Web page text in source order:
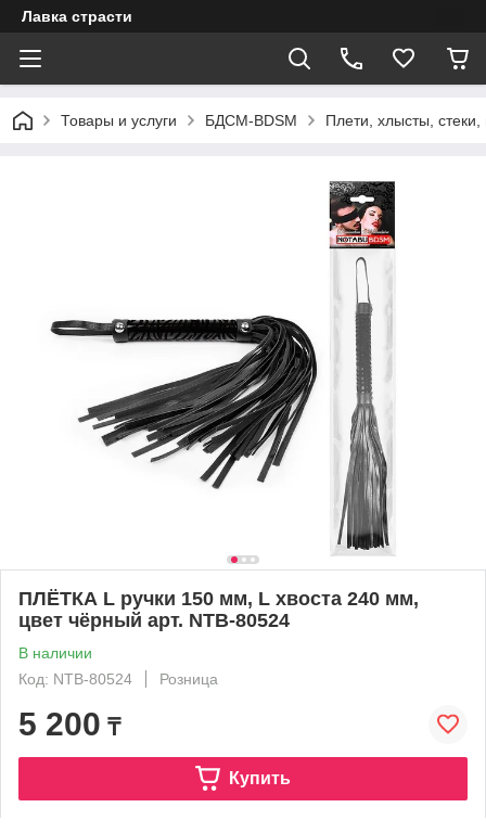
Лавка страсти
Товары и услуги БДСМ-BDSM Плети, хлысты,
ПЛЁТКА L ручки 150 мм, L хвоста 240 мм,
цвет чёрный арт. NTB-80524
В наличии
Код: NTB-80524
Розница
5 200 ₸
Купить